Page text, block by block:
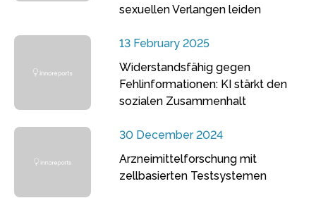
sexuellen Verlangen leiden
13 February 2025
Widerstandsfähig gegen
Fehlinformationen: KI stärkt den
sozialen Zusammenhalt
30 December 2024
Arzneimittelforschung mit
zellbasierten Testsystemen